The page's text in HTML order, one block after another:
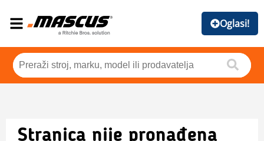
Oglasi!
Stranica nije pronađena